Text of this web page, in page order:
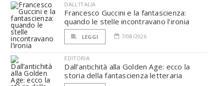
DALL'ITALIA
Francesco Guccini e la fantascienza:
quando le stelle incontravano l’ironia
LEGGI 7/08/2026
EDITORIA
Dall’antichità alla Golden Age: ecco la
storia della fantascienza letteraria